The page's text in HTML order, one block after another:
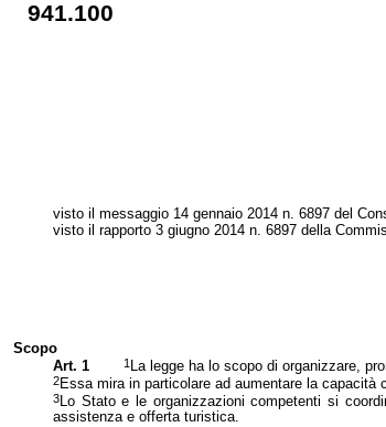
941.100
visto il messaggio 14 gennaio 2014 n. 6897 del
visto il rapporto 3 giugno 2014 n. 6897 della
Scopo
Art. 1
1La legge ha lo scopo di organizzare,
2Essa mira in particolare ad aumentare la
3Lo Stato e le organizzazioni competenti si
assistenza e offerta turistica.